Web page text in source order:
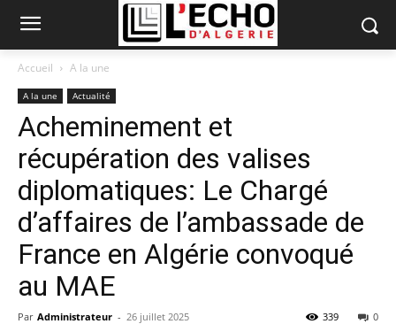
Accueil A la une
A la une Actualité
Acheminement et
récupération des valises
diplomatiques: Le Chargé
d’affaires de l’ambassade de
France en Algérie convoqué
au MAE
Par Administrateur - 26 juillet 2025 0
339